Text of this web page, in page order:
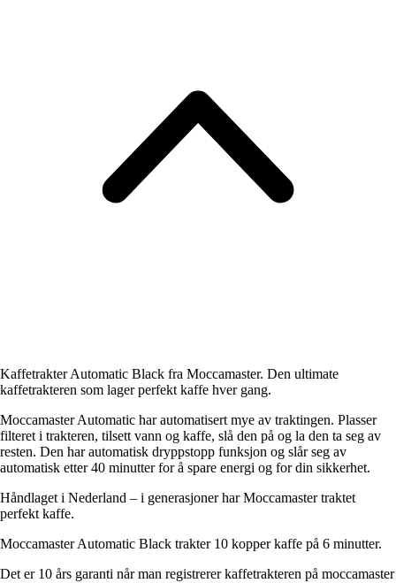
Kaffetrakter Automatic Black fra Moccamaster. Den ultimate
kaffetrakteren som lager perfekt kaffe hver gang.
Moccamaster Automatic har automatisert mye av traktingen. Plasser
filteret i trakteren, tilsett vann og kaffe, slå den på og la den ta seg av
resten. Den har automatisk dryppstopp funksjon og slår seg av
automatisk etter 40 minutter for å spare energi og for din sikkerhet.
Håndlaget i Nederland – i generasjoner har Moccamaster traktet
perfekt kaffe.
Moccamaster Automatic Black trakter 10 kopper kaffe på 6 minutter.
Det er 10 års garanti når man registrerer kaffetrakteren på moccamaster